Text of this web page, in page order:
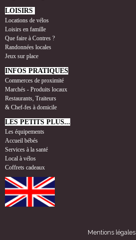
LOISIRS
Locations de vélos
Loisirs en famille
Que faire à Contres ?
Randonnées locales
Jeux sur place
INFOS PRATIQUES
Commerces de proximité
Marchés - Produits locaux
Restaurants, Traiteurs
& Chef-fes à domicile
LES PETITS PLUS...
Les équipements
Accueil bébés
Services à la santé
Local à vélos
Coffrets cadeaux
Mentions légales